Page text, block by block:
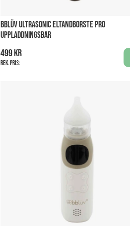
BBLÜV ULTRASONIC ELTANDBORSTE PRO
UPPLADDNINGSBAR
499 kr
Rek. pris: